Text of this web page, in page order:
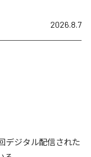
2026.8.7
デジタル配信された